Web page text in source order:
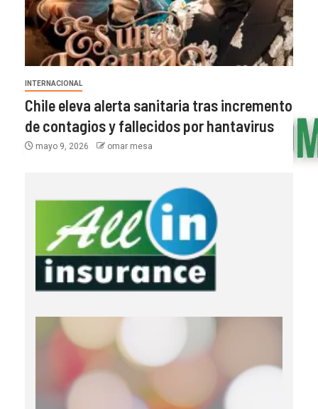
INTERNACIONAL
Chile eleva alerta sanitaria tras incremento
de contagios y fallecidos por hantavirus
mayo 9, 2026 omar mesa